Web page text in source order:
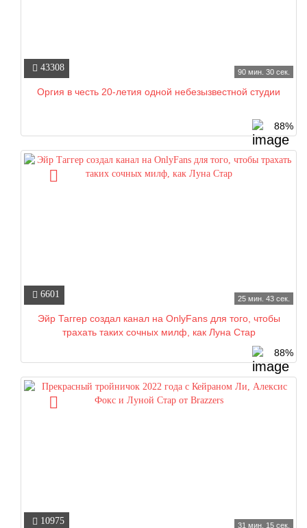
90 мин. 30 сек.
43308
Оргия в честь 20-летия одной небезызвестной студии
88%
25 мин. 43 сек.
6601
Эйр Таггер создал канал на OnlyFans для того, чтобы
трахать таких сочных милф, как Луна Стар
88%
31 мин. 15 сек.
10975